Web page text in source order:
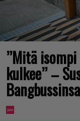
”Mitä
kulkee” –